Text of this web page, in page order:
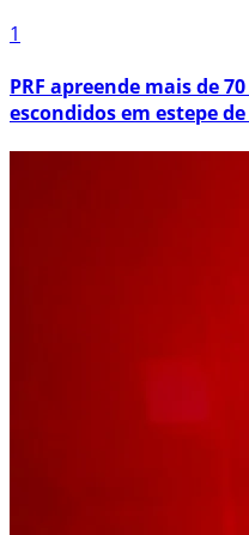
1
PRF apreende mais de
escondidos em estepe